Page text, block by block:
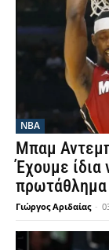
NBA
Μπαμ
Έχουμε ίδια
πρωτάθλημα
Γιώργος Αριδαίας -